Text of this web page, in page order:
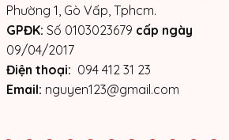
Phường 1, Gò Vấp, Tphcm.
GPĐK: Số 0103023679 cấp ngày
09/04/2017
Điện thoại: 094 412 31 23
Email: nguyen123@gmail.com